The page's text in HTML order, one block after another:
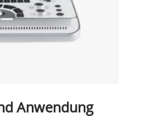
Anwendung